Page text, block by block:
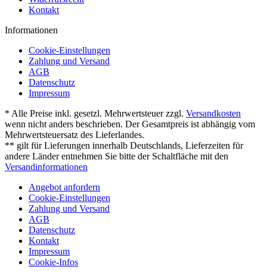
Kontakt
Informationen
Cookie-Einstellungen
Zahlung und Versand
AGB
Datenschutz
Impressum
* Alle Preise inkl. gesetzl. Mehrwertsteuer zzgl. Versandkosten
wenn nicht anders beschrieben. Der Gesamtpreis ist abhängig vom
Mehrwertsteuersatz des Lieferlandes.
** gilt für Lieferungen innerhalb Deutschlands, Lieferzeiten für
andere Länder entnehmen Sie bitte der Schaltfläche mit den
Versandinformationen
Angebot anfordern
Cookie-Einstellungen
Zahlung und Versand
AGB
Datenschutz
Kontakt
Impressum
Cookie-Infos